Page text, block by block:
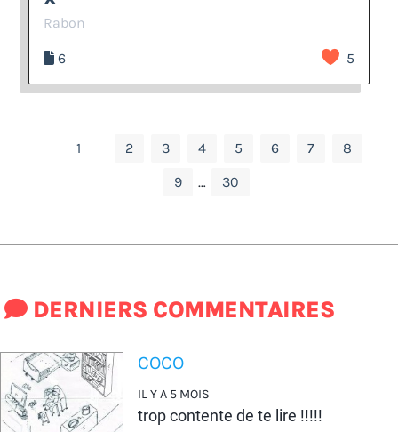
Rabon
6 5
1 2 3 4 5 6 7
8
9
… 30
DERNIERS COMMENTAIRES
COCO
IL Y A 5 MOIS
trop contente de te lire !!!!!